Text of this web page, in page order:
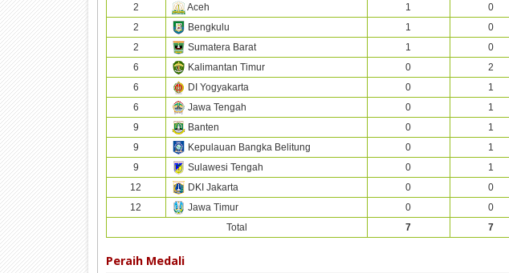
2
Aceh 1 0
2
Bengkulu 1 0
2
Sumatera Barat 1 0
6
Kalimantan Timur 0 2
6
DI Yogyakarta 0 1
6
Jawa Tengah 0 1
9
Banten 0 1
9
Kepulauan Bangka Belitung 0 1
9
Sulawesi Tengah 0 1
12
DKI Jakarta 0 0
12
Jawa Timur 0 0
Total
7 7
Peraih Medali